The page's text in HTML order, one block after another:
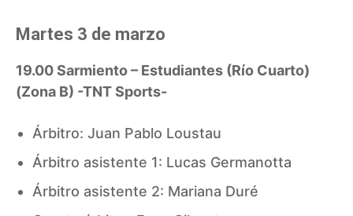
Martes 3 de marzo
19.00 Sarmiento – Estudiantes (Río Cuarto)
(Zona B) -TNT Sports-
Árbitro: Juan Pablo Loustau
Árbitro asistente 1: Lucas Germanotta
Árbitro asistente 2: Mariana Duré